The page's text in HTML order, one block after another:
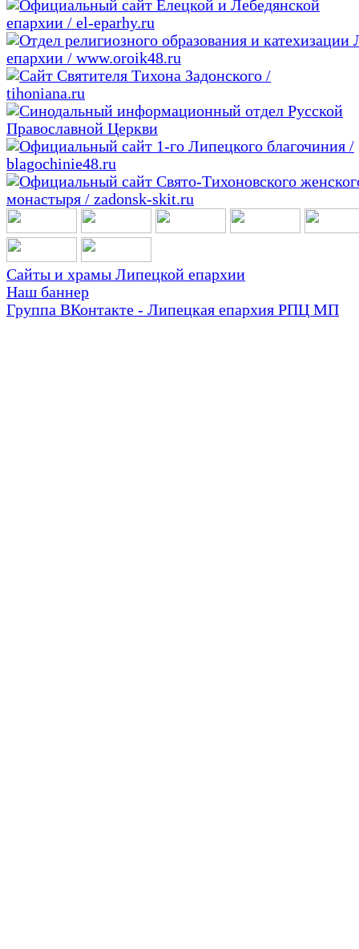
Сайты и храмы Липецкой епархии
Наш баннер
Группа ВКонтакте - Липецкая епархия РПЦ МП